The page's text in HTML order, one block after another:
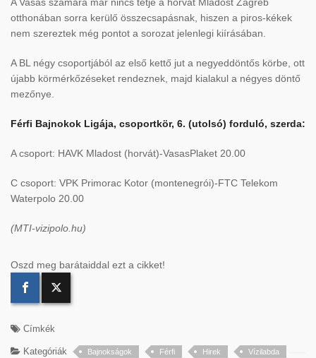
otthonában sorra kerülő összecsapásnak, hiszen a piros-kékek
nem szereztek még pontot a sorozat jelenlegi kiírásában.
A BL négy csoportjából az első kettő jut a negyeddöntős körbe, ott
újabb körmérkőzéseket rendeznek, majd kialakul a négyes döntő
mezőnye.
Férfi Bajnokok Ligája, csoportkör, 6. (utolsó) forduló, szerda:
A csoport: HAVK Mladost (horvát)-VasasPlaket 20.00
C csoport: VPK Primorac Kotor (montenegrói)-FTC Telekom
Waterpolo 20.00
(MTI-vizipolo.hu)
Oszd meg barátaiddal ezt a cikket!
Címkék
Kategóriák Bajnokságok Férfi Hirek Vízilabda